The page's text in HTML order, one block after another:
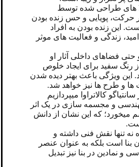
های طراحی شده توسط
بر حرکت، پویایی و حس زنده ‌بودن
این زنده بودن به افراد
زندگی و فعالیت های موثر
حتی فضاهای داخلی آثار او
رنگ سفید برای ایجاد خلوص
این ویژگی باعث بهتر دیده شدن
ها و طرح ها نیز خواهد شد.
کالاتراوا میپردازیم
و مجسمه ‌سازی در یک اثر
میخورد؛ که این نشان از دانش
نه ‌تنها نقش فنی داشته و
بنا است بلکه به عنوان عنصر
و نمادین در بنا نیز تبدیل